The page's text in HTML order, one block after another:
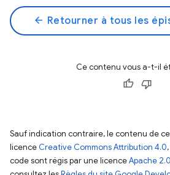
arrow_back Retourner à tous les
Ce contenu vous a-t-il
Sauf indication contraire, le contenu de
licence Creative Commons Attribution 4.0
code sont régis par une licenceApache 2.0